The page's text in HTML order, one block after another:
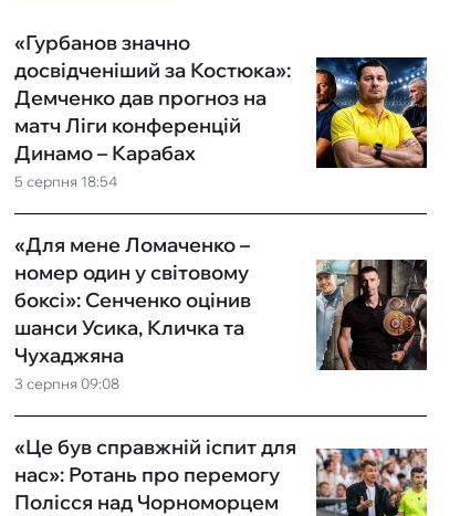
5 серпня 18:54
«Гурбанов значно
досвідченіший за Костюка»:
Демченко дав прогноз на
матч Ліги конференцій
Динамо – Карабах
3 серпня 09:08
«Для мене Ломаченко –
номер один у світовому
боксі»: Сенченко оцінив
шанси Усика, Кличка та
Чухаджяна
«Це був справжній іспит для
нас»: Ротань про перемогу
Полісся над Чорноморцем